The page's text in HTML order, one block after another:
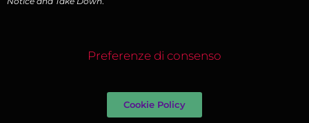
Preferenze di consenso
Cookie Policy